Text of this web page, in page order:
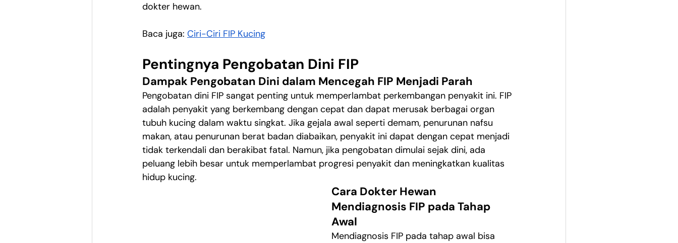
dokter hewan.
Baca juga: Ciri-Ciri FIP Kucing
Pentingnya Pengobatan Dini FIP
Dampak Pengobatan Dini dalam Mencegah FIP Menjadi Parah
Pengobatan dini FIP sangat penting untuk memperlambat perkembangan penyakit ini. FIP
adalah penyakit yang berkembang dengan cepat dan dapat merusak berbagai organ
tubuh kucing dalam waktu singkat. Jika gejala awal seperti demam, penurunan nafsu
makan, atau penurunan berat badan diabaikan, penyakit ini dapat dengan cepat menjadi
tidak terkendali dan berakibat fatal. Namun, jika pengobatan dimulai sejak dini, ada
peluang lebih besar untuk memperlambat progresi penyakit dan meningkatkan kualitas
hidup kucing.
Cara Dokter Hewan
Mendiagnosis FIP pada Tahap
Awal
Mendiagnosis FIP pada tahap awal bisa